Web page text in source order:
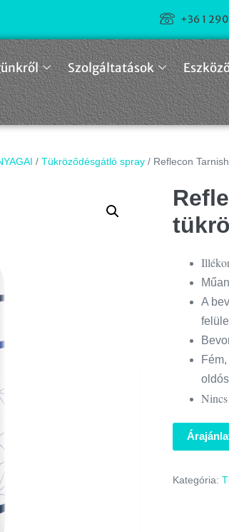
+36 1 290
Szolgáltatások
/ Tükröződésgátló spray / Reflecon
A
Kategória: